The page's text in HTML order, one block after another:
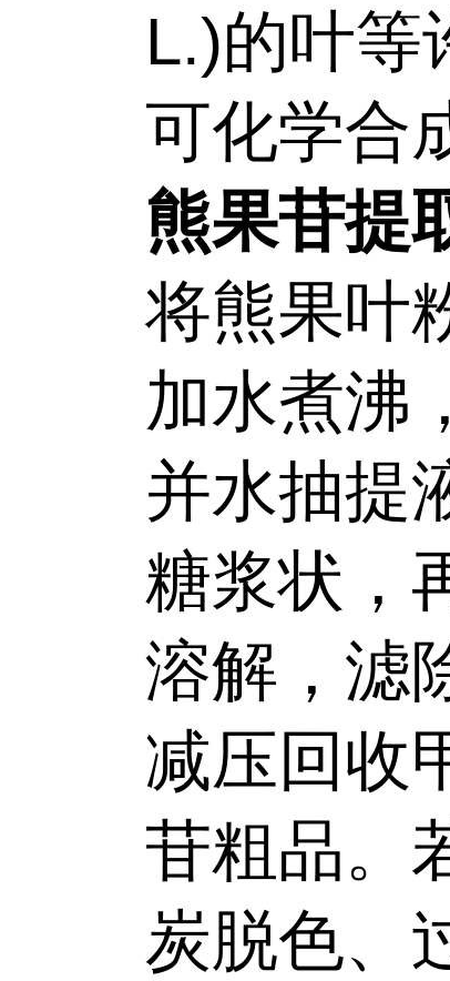
L.)的叶等
可化学合
熊果苷提
将熊果叶
加水煮沸
并水抽提
糖浆状，
溶解，滤
减压回收
苷粗品。
炭脱色、